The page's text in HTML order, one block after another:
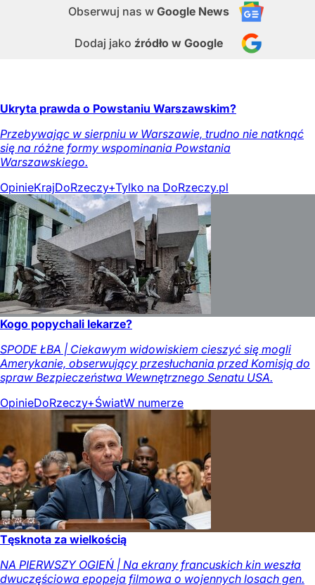
Obserwuj nas w Google News
Dodaj jako źródło w Google
Ukryta prawda o Powstaniu Warszawskim?
Przebywając w sierpniu w Warszawie, trudno nie natknąć
się na różne formy wspominania Powstania
Warszawskiego.
OpinieKrajDoRzeczy+Tylko na DoRzeczy.pl
Kogo popychali lekarze?
SPODE ŁBA | Ciekawym widowiskiem cieszyć się mogli
Amerykanie, obserwujący przesłuchania przed Komisją do
spraw Bezpieczeństwa Wewnętrznego Senatu USA.
OpinieDoRzeczy+ŚwiatW numerze
Tęsknota za wielkością
NA PIERWSZY OGIEŃ | Na ekrany francuskich kin weszła
dwuczęściowa epopeja filmowa o wojennych losach gen.